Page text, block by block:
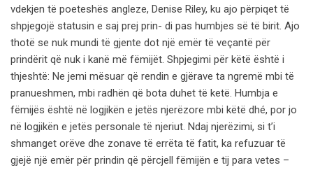
vdekjen të poeteshës angleze, Denise Riley, ku ajo përpiqet të
shpjegojë statusin e saj prej prin- di pas humbjes së të birit. Ajo
thotë se nuk mundi të gjente dot një emër të veçantë për
prindërit që nuk i kanë më fëmijët. Shpjegimi për këtë është i
thjeshtë: Ne jemi mësuar që rendin e gjërave ta ngremë mbi të
pranueshmen, mbi radhën që bota duhet të ketë. Humbja e
fëmijës është në logjikën e jetës njerëzore mbi këtë dhé, por jo
në logjikën e jetës personale të njeriut. Ndaj njerëzimi, si t’i
shmanget orëve dhe zonave të errëta të fatit, ka refuzuar të
gjejë një emër për prindin që përcjell fëmijën e tij para vetes –